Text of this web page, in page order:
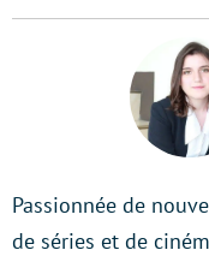
Passionnée de
de séries et de